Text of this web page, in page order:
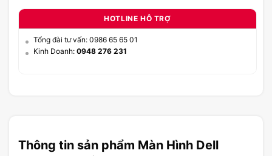
HOTLINE HỖ TRỢ
Tổng đài tư vấn: 0986 65 65 01
Kinh Doanh: 0948 276 231
Thông tin sản phẩm Màn Hình Dell